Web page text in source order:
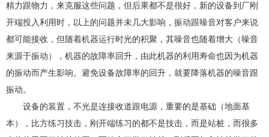
精力跟物力，来克服这些问题，但后果都不是很好，新的设备到厂刚
开端投入利用时，以上的问题并未几大影响，振动跟噪音对客户来说
都可能接收，但随着机器运行时光的积聚，其噪音也随着增大（噪音
来源于振动），机器的故障率回升，由此机器的利用寿命也因为机器
的振动而产生影响。避免设备故障率的回升，就要降落机器的噪音跟
振动。
设备的装置，不光是连接收道跟电源，重要的是基础（地面基
本），比方练习技击，刚开端练习的都不是技击，而是站桩，而很多